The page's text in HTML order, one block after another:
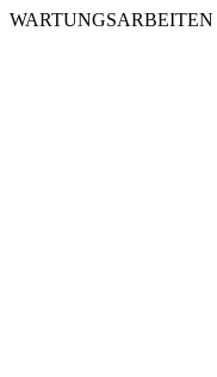
WARTUNGSARBEITEN